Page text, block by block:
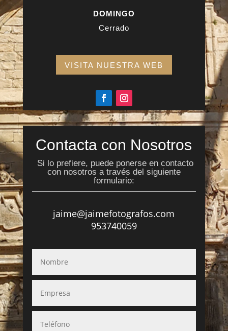
DOMINGO
Cerrado
VISITA NUESTRA WEB
Contacta con Nosotros
Si lo prefiere, puede ponerse en contacto
con nosotros a través del siguiente
formulario:
jaime@jaimefotografos.com
953740059